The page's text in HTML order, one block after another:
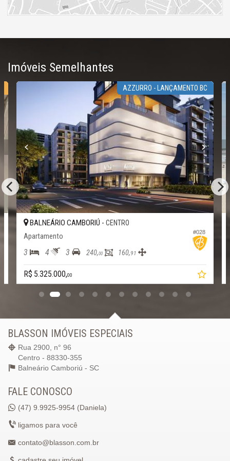
Imóveis Semelhantes
AZZURRO - LANÇAMENTO BC
#028
BALNEÁRIO CAMBORIÚ - CENTRO
Apartamento
3 4 3 240,00 160,91
R$ 5.325.000,00
BLASSON IMÓVEIS ESPECIAIS
Rua 2900, n° 96
Centro - 88330-355
Balneário Camboriú - SC
FALE CONOSCO
(47) 9.9925-9954 (Daniela)
ligamos para você
contato@blasson.com.br